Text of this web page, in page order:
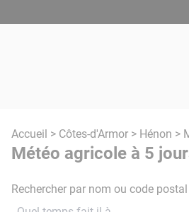
Accueil > Côtes-d'Armor > Hénon >
Météo agricole à 5
Rechercher par nom ou code postal